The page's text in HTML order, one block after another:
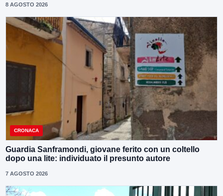
8 AGOSTO 2026
CRONACA
Guardia Sanframondi, giovane ferito con un coltello
dopo una lite: individuato il presunto autore
7 AGOSTO 2026